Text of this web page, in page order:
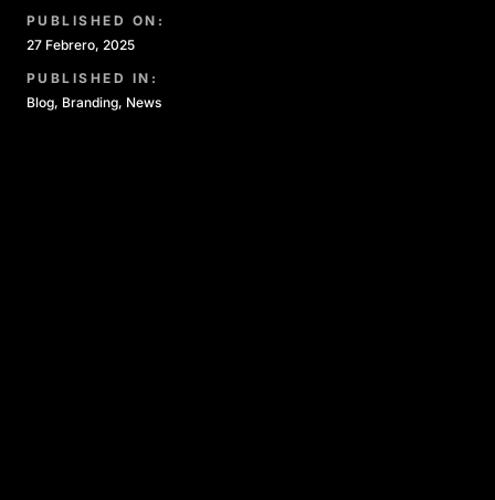
PUBLISHED ON:
27 Febrero, 2025
PUBLISHED IN:
Blog, Branding, News